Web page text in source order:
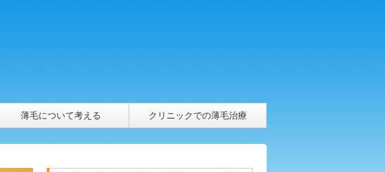
薄毛について考える クリニックでの薄毛治療